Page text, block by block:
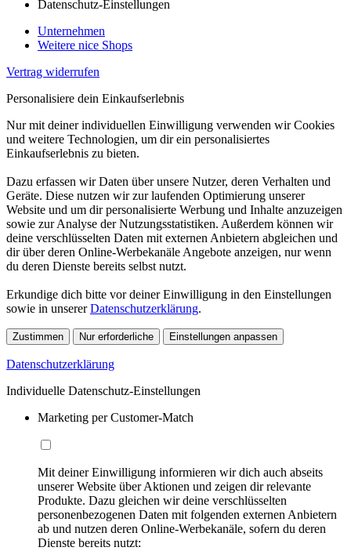
Datenschutz-Einstellungen
Unternehmen
Weitere nice Shops
Vertrag widerrufen
Personalisiere dein Einkaufserlebnis
Nur mit deiner individuellen Einwilligung verwenden wir Cookies
und weitere Technologien, um dir ein personalisiertes
Einkaufserlebnis zu bieten.
Dazu erfassen wir Daten über unsere Nutzer, deren Verhalten und
Geräte. Diese nutzen wir zur laufenden Optimierung unserer
Website und um dir personalisierte Werbung und Inhalte anzuzeigen
sowie zur Analyse der Nutzungsstatistiken. Außerdem können wir
deine verschlüsselten Daten mit externen Anbietern abgleichen und
dir über deren Online-Werbekanäle Angebote anzeigen, nur wenn
du deren Dienste bereits selbst nutzt.
Erkundige dich bitte vor deiner Einwilligung in den Einstellungen
sowie in unsererDatenschutzerklärung.
Zustimmen Nur erforderliche Einstellungen anpassen
Datenschutzerklärung
Individuelle Datenschutz-Einstellungen
Marketing per Customer-Match
Mit deiner Einwilligung informieren wir dich auch abseits
unserer Website über Aktionen und zeigen dir relevante
Produkte. Dazu gleichen wir deine verschlüsselten
personenbezogenen Daten mit folgenden externen Anbietern
ab und nutzen deren Online-Werbekanäle, sofern du deren
Dienste bereits nutzt: